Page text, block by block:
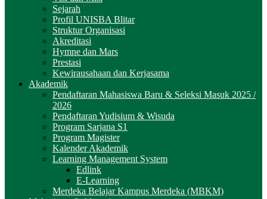
Sejarah
Profil UNISBA Blitar
Struktur Organisasi
Akreditasi
Hymne dan Mars
Prestasi
Kewirausahaan dan Kerjasama
Akademik
Pendaftaran Mahasiswa Baru & Seleksi Masuk 2025 /
2026
Pendaftaran Yudisium & Wisuda
Program Sarjana S1
Program Magister
Kalender Akademik
Learning Management System
Edlink
E-Learning
Merdeka Belajar Kampus Merdeka (MBKM)